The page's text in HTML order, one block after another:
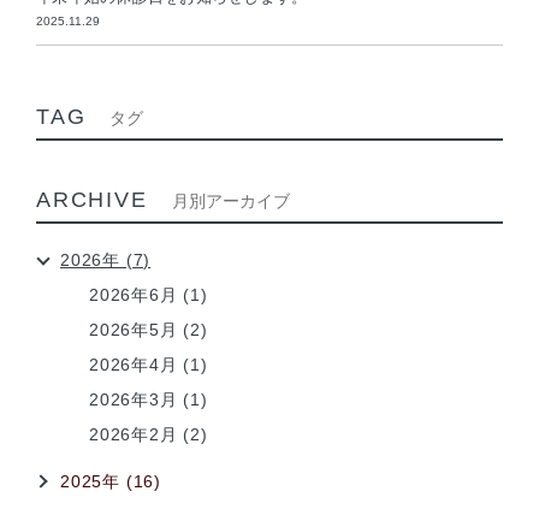
2025.11.29
TAG タグ
ARCHIVE 月別アーカイブ
2026年 (7)
2026年6月 (1)
2026年5月 (2)
2026年4月 (1)
2026年3月 (1)
2026年2月 (2)
2025年 (16)